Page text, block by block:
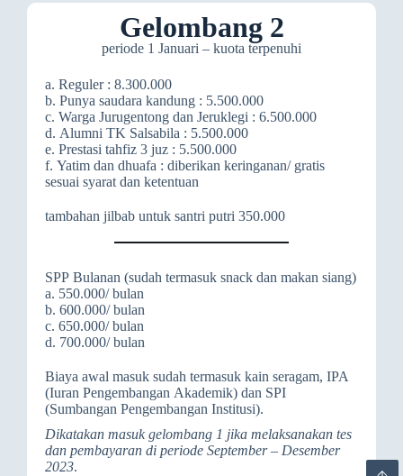
Gelombang 2
periode 1 Januari – kuota terpenuhi
a. Reguler : 8.300.000
b. Punya saudara kandung : 5.500.000
c. Warga Jurugentong dan Jeruklegi : 6.500.000
d. Alumni TK Salsabila : 5.500.000
e. Prestasi tahfiz 3 juz : 5.500.000
f. Yatim dan dhuafa : diberikan keringanan/ gratis
sesuai syarat dan ketentuan
tambahan jilbab untuk santri putri 350.000
SPP Bulanan (sudah termasuk snack dan makan siang)
a. 550.000/ bulan
b. 600.000/ bulan
c. 650.000/ bulan
d. 700.000/ bulan
Biaya awal masuk sudah termasuk kain seragam, IPA
(Iuran Pengembangan Akademik) dan SPI
(Sumbangan Pengembangan Institusi).
Dikatakan masuk gelombang 1 jika melaksanakan tes
dan pembayaran di periode September – Desember
2023.